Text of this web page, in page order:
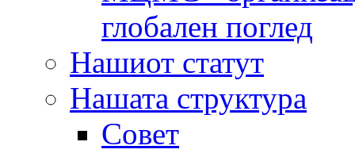
глобален поглед
Нашиот статут
Нашата структура
Совет